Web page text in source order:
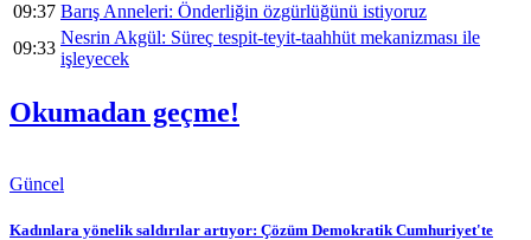
09:37 Barış Anneleri: Önderliğin özgürlüğünü istiyoruz
09:33
Nesrin Akgül: Süreç tespit-teyit-taahhüt mekanizması ile
işleyecek
Okumadan geçme!
Güncel
Kadınlara yönelik saldırılar artıyor: Çözüm Demokratik Cumhuriyet'te